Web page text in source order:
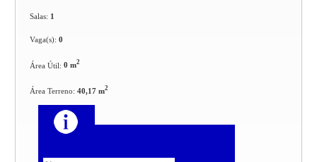
Salas: 1
Vaga(s):0
Área Útil:0 m2
Área Terreno:40,17 m2